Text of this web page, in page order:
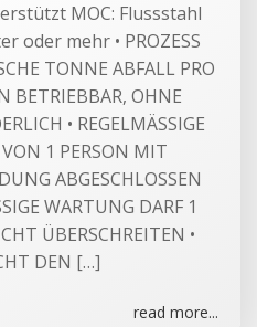
MOC: Flussstahl
oder mehr • PROZESS
TONNE ABFALL PRO
BETRIEBBAR, OHNE
• REGELMÄSSIGE
1 PERSON MIT
ABGESCHLOSSEN
WARTUNG DARF 1
ÜBERSCHREITEN •
DEN […]
read more...